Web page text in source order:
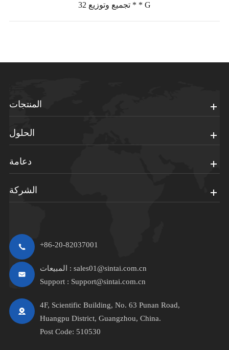
تجميع وتوزيع 32 * * G
المنتجات
الحلول
دعامة
الشركة
+86-20-82037001
المبيعات : sales01@sintai.com.cn
Support : Support@sintai.com.cn
4F, Scientific Building, No. 63 Punan Road,
Huangpu District, Guangzhou, China.
Post Code: 510530